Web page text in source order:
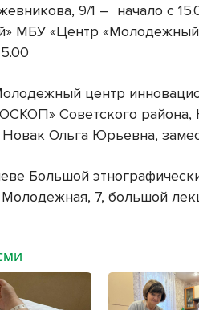
9/1 – начало с
МБУ «Центр
центр
Советского района,
Ольга Юрьевна,
Большой
7, большой